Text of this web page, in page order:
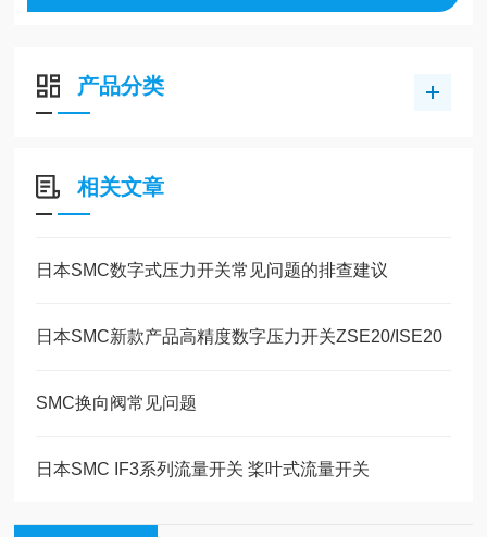
产品分类
相关文章
日本SMC数字式压力开关常见问题的排查建议
日本SMC新款产品高精度数字压力开关ZSE20/ISE20
SMC换向阀常见问题
日本SMC IF3系列流量开关 桨叶式流量开关